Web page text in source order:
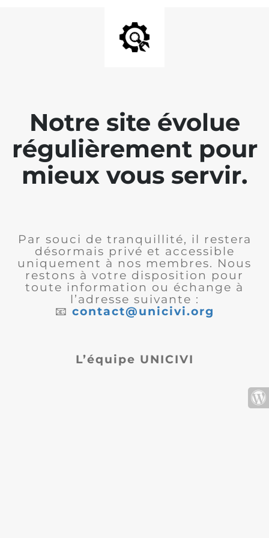
Notre site évolue
régulièrement pour
mieux vous servir.
Par souci de tranquillité, il restera
désormais privé et accessible
uniquement à nos membres. Nous
restons à votre disposition pour
toute information ou échange à
l’adresse suivante :
📧 contact@unicivi.org
L’équipe UNICIVI